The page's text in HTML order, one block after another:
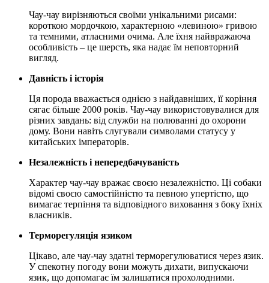
Чау-чау вирізняються своїми унікальними рисами:
короткою мордочкою, характерною «левиною» гривою
та темними, атласними очима. Але їхня найвражаюча
особливість – це шерсть, яка надає їм неповторний
вигляд.
Давність і історія
Ця порода вважається однією з найдавніших, її коріння
сягає більше 2000 років. Чау-чау використовувалися для
різних завдань: від служби на полюванні до охорони
дому. Вони навіть слугували символами статусу у
китайських імператорів.
Незалежність і непередбачуваність
Характер чау-чау вражає своєю незалежністю. Ці собаки
відомі своєю самостійністю та певною упертістю, що
вимагає терпіння та відповідного виховання з боку їхніх
власників.
Терморегуляція язиком
Цікаво, але чау-чау здатні терморегулюватися через язик.
У спекотну погоду вони можуть дихати, випускаючи
язик, що допомагає їм залишатися прохолодними.